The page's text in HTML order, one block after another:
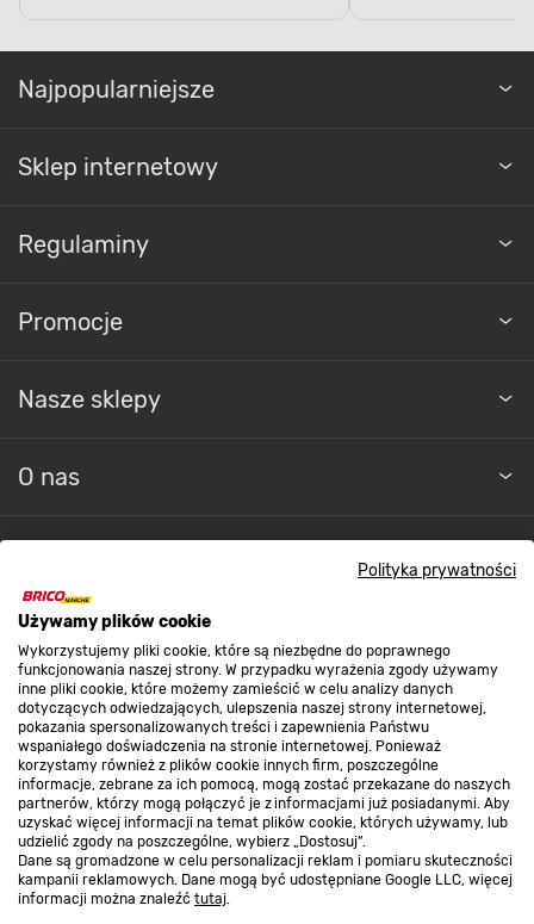
Polityka prywatności
Używamy plików cookie
Wykorzystujemy pliki cookie, które są niezbędne do poprawnego
funkcjonowania naszej strony. W przypadku wyrażenia zgody używamy
inne pliki cookie, które możemy zamieścić w celu analizy danych
dotyczących odwiedzających, ulepszenia naszej strony internetowej,
pokazania spersonalizowanych treści i zapewnienia Państwu
wspaniałego doświadczenia na stronie internetowej. Ponieważ
korzystamy również z plików cookie innych firm, poszczególne
informacje, zebrane za ich pomocą, mogą zostać przekazane do naszych
partnerów, którzy mogą połączyć je z informacjami już posiadanymi. Aby
uzyskać więcej informacji na temat plików cookie, których używamy, lub
udzielić zgody na poszczególne, wybierz „Dostosuj”.
Dane są gromadzone w celu personalizacji reklam i pomiaru skuteczności
kampanii reklamowych. Dane mogą być udostępniane Google LLC, więcej
informacji można znaleźć tutaj.
Najpopularniejsze
Sklep internetowy
Regulaminy
Promocje
Nasze sklepy
O nas
Strefa biznesu
Dołącz do nas
Metody płatności